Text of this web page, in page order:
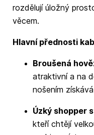
rozdělují úložný
věcem.
Hlavní přednosti
Broušená
atraktivní a na
nošením
Úzký shopper
kteří chtějí